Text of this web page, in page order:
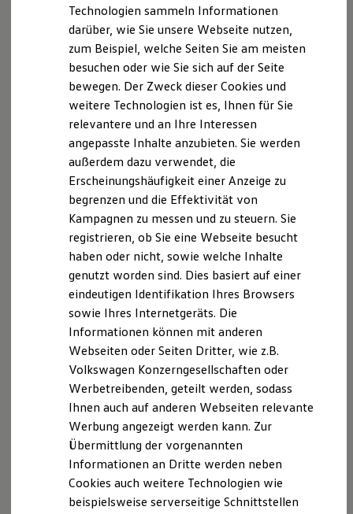
Nachhaltigkeit
Technologie
Kosten und Kauf
Verbrauchskosten
Kaufoptionen
E-Auto-Förderung
Software und Konnektivität
Die ID. Software 6
ID. Software Versionen und Updates
Digitale Extras
Schnittstellen zu Ihrem ID.
Marke und Erlebnis
Volkswagen R und R Experience
R-Modelle
R Experience
Driving Experience
Volkswagen entdecken
Werkbesichtigung
Lifestyle Shop
T-Roc Kollektion
Golf Kollektion
Volkswagen Kollektion
R-Kollektion
GTI Kollektion
Fußball Drop
we drive football
#wedriveproud
Besitzer und Service
myVolkswagen
Software Updates
Service und Ersatzteile
Inspektion und HU/AU
Technologien sammeln Informationen
darüber, wie Sie unsere Webseite nutzen,
zum Beispiel, welche Seiten Sie am meisten
besuchen oder wie Sie sich auf der Seite
bewegen. Der Zweck dieser Cookies und
weitere Technologien ist es, Ihnen für Sie
relevantere und an Ihre Interessen
angepasste Inhalte anzubieten. Sie werden
außerdem dazu verwendet, die
Erscheinungshäufigkeit einer Anzeige zu
begrenzen und die Effektivität von
Kampagnen zu messen und zu steuern. Sie
registrieren, ob Sie eine Webseite besucht
haben oder nicht, sowie welche Inhalte
genutzt worden sind. Dies basiert auf einer
eindeutigen Identifikation Ihres Browsers
sowie Ihres Internetgeräts. Die
Informationen können mit anderen
Webseiten oder Seiten Dritter, wie z.B.
Volkswagen Konzerngesellschaften oder
Werbetreibenden, geteilt werden, sodass
Ihnen auch auf anderen Webseiten relevante
Werbung angezeigt werden kann. Zur
Übermittlung der vorgenannten
Informationen an Dritte werden neben
Cookies auch weitere Technologien wie
beispielsweise serverseitige Schnittstellen